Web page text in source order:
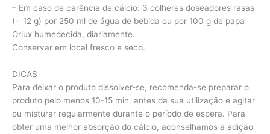
– Em caso de carência de cálcio: 3 colheres doseadores rasas
(= 12 g) por 250 ml de água de bebida ou por 100 g de papa
Orlux humedecida, diariamente.
Conservar em local fresco e seco.
DICAS
Para deixar o produto dissolver-se, recomenda-se preparar o
produto pelo menos 10-15 min. antes da sua utilização e agitar
ou misturar regularmente durante o período de espera. Para
obter uma melhor absorção do cálcio, aconselhamos a adição